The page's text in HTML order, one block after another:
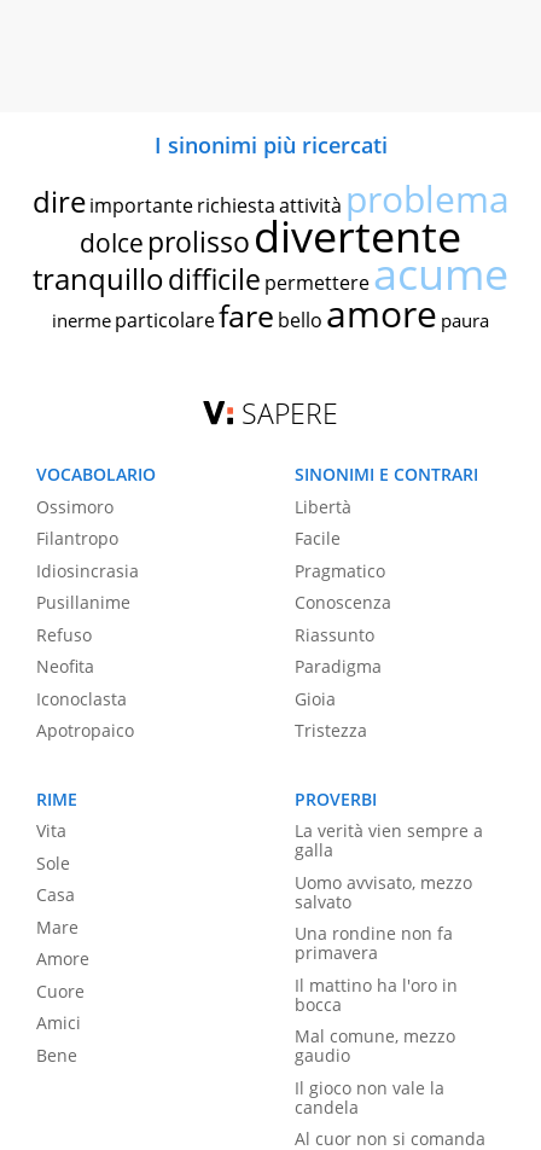
I sinonimi più ricercati
dire importante richiestaattività problema
dolce prolissodivertente
tranquillodifficile permettereacume
inerme particolarefare bello amore paura
SAPERE
VOCABOLARIO
Ossimoro
Filantropo
Idiosincrasia
Pusillanime
Refuso
Neofita
Iconoclasta
Apotropaico
SINONIMI E CONTRARI
Libertà
Facile
Pragmatico
Conoscenza
Riassunto
Paradigma
Gioia
Tristezza
RIME
Vita
Sole
Casa
Mare
Amore
Cuore
Amici
Bene
PROVERBI
La verità vien sempre a
galla
Uomo avvisato, mezzo
salvato
Una rondine non fa
primavera
Il mattino ha l'oro in
bocca
Mal comune, mezzo
gaudio
Il gioco non vale la
candela
Al cuor non si comanda